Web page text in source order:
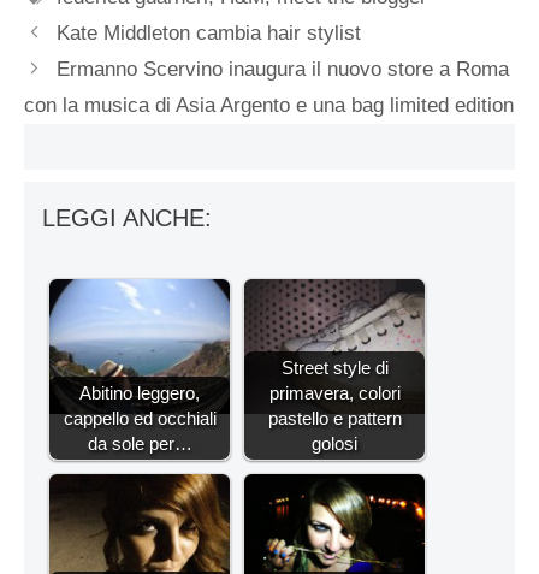
Kate Middleton cambia hair stylist
Ermanno Scervino inaugura il nuovo store a Roma
con la musica di Asia Argento e una bag limited edition
LEGGI ANCHE:
Abitino leggero,
cappello ed occhiali
da sole per…
Street style di
primavera, colori
pastello e pattern
golosi